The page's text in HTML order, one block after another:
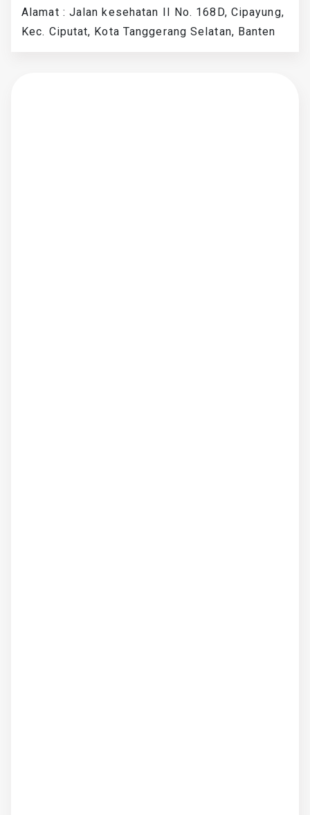
Alamat : Jalan kesehatan II No. 168D, Cipayung,
Kec. Ciputat, Kota Tanggerang Selatan, Banten